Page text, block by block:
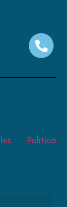
Política